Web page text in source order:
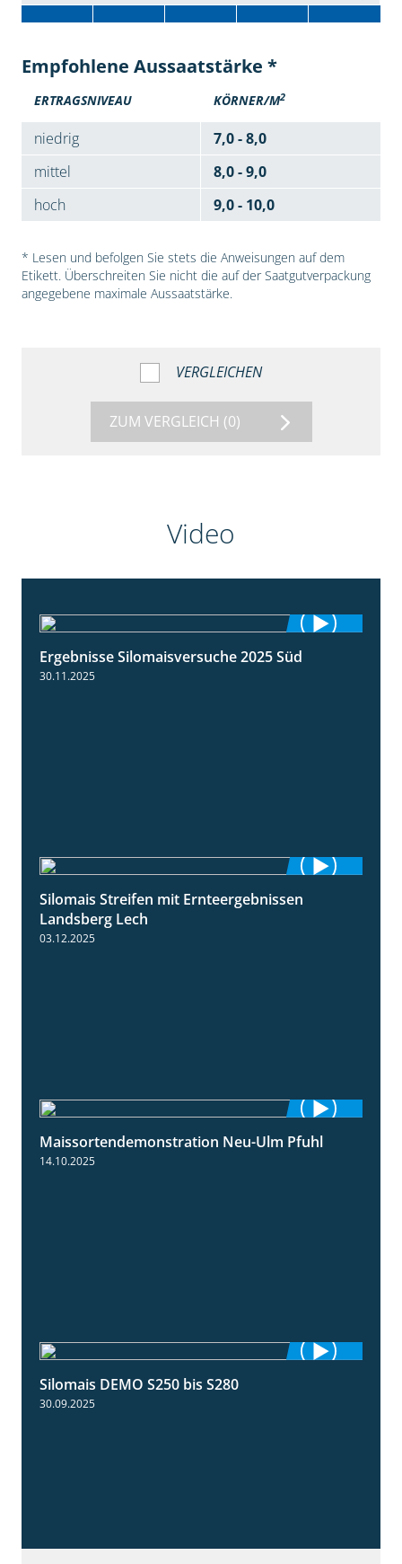
Empfohlene Aussaatstärke *
ERTRAGSNIVEAU KÖRNER/M2
niedrig
7,0 - 8,0
mittel
8,0 - 9,0
hoch
9,0 - 10,0
* Lesen und befolgen Sie stets die Anweisungen auf dem
Etikett. Überschreiten Sie nicht die auf der Saatgutverpackung
angegebene maximale Aussaatstärke.
VERGLEICHEN
ZUM VERGLEICH (0)
Video
Ergebnisse Silomaisversuche 2025 Süd
30.11.2025
11:01
Silomais Streifen mit Ernteergebnissen
Landsberg Lech
03.12.2025
7:10
Maissortendemonstration Neu-Ulm Pfuhl
14.10.2025
Silomais DEMO S250 bis S280
30.09.2025